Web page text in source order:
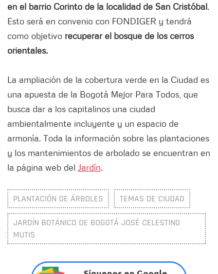
en el barrio Corinto de la localidad de San Cristóbal.
Esto será en convenio con FONDIGER y tendrá
como objetivo recuperar el bosque de los cerros
orientales.
La ampliación de la cobertura verde en la Ciudad es
una apuesta de la Bogotá Mejor Para Todos, que
busca dar a los capitalinos una ciudad
ambientalmente incluyente y un espacio de
armonía. Toda la información sobre las plantaciones
y los mantenimientos de arbolado se encuentran en
la página web del Jardín.
PLANTACIÓN DE ÁRBOLES TEMAS DE CIUDAD
JARDÍN BOTÁNICO DE BOGOTÁ JOSÉ CELESTINO
MUTIS